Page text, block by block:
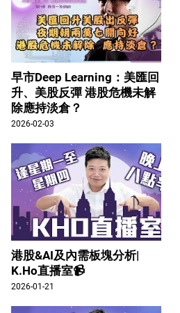
早市Deep Learning：美匯回
升、美股反彈 港股危機未解
除應持淡倉？
2026-02-03
港股&AI及內需板塊分析|
K.Ho直播室📹
2026-01-21